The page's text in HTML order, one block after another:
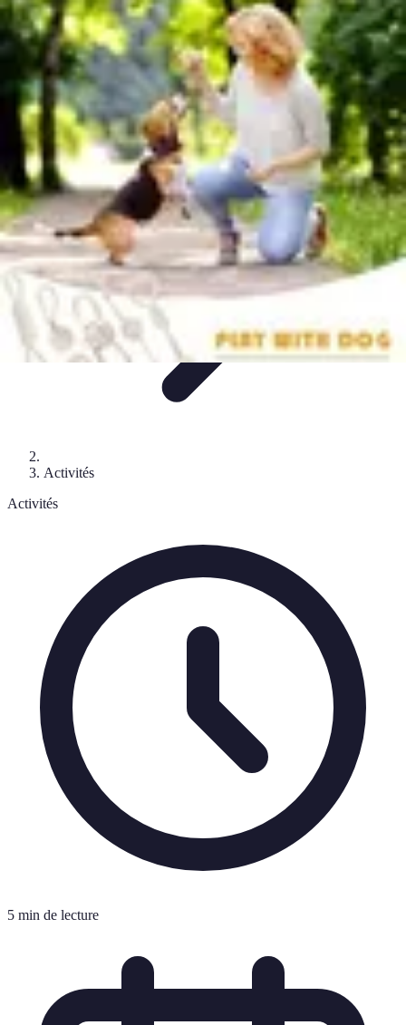
Vacances Inoubliables
Planification Destinations FamilleConseils
pratiquesActivitésConseils et Astuces
Vacances Inoubliables
Activités
Activités
5 min de lecture